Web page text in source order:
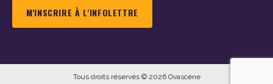
Tous droits réservés © 2026 Ovascène